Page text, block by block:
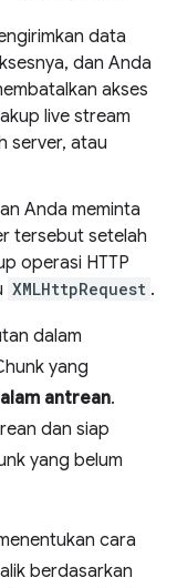
data
dan Anda
akses
live stream
server, atau
Anda meminta
tersebut setelah
operasi HTTP
XMLHttpRequest .
dalam
yang
antrean.
dan siap
yang belum
cara
berdasarkan